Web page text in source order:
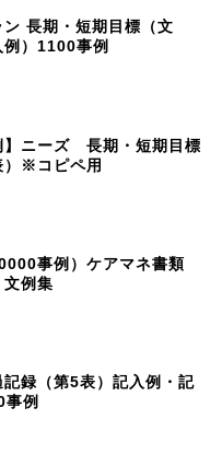
ン 長期・短期目標（文
）1100事例
】ニーズ 長期・短期目標
）※コピペ用
事例）ケアマネ書類
文例集
記録（第5表）記入例・記
事例